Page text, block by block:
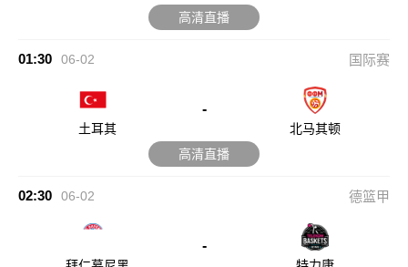
高清直播
01:30 06-02 国际赛
土耳其
-
北马其顿
高清直播
02:30 06-02 德篮甲
-